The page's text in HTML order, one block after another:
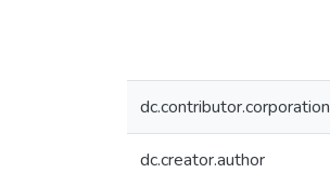
dc.contributor.corporation
dc.creator.author